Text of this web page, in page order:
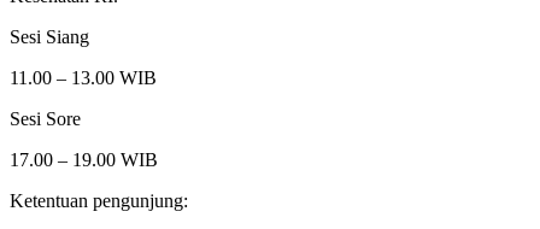
Sesi Siang
11.00 – 13.00 WIB
Sesi Sore
17.00 – 19.00 WIB
Ketentuan pengunjung: